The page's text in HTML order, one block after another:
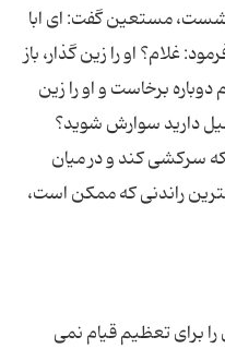
مستعین گفت: اى ابا
غلام؟ او را زین گذار، باز
برخاست و او را زین
دارید سوارش شوید؟
سركشى كند و در میان
راندنى كه ممكن است،
براى تعظیم قیام نمى